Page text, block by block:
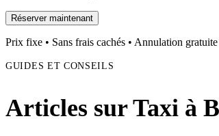
Réserver maintenant
Prix fixe • Sans frais cachés • Annulation gratuite
GUIDES ET CONSEILS
Articles sur Taxi à